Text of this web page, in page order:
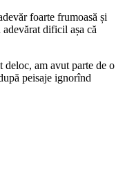
foarte frumoasă și
dificil așa că
deloc, am avut parte de o
peisaje ignorînd